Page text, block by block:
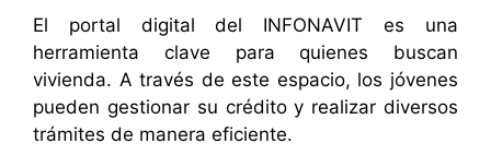
El portal digital del INFONAVIT es una
herramienta clave para quienes buscan
vivienda. A través de este espacio, los jóvenes
pueden gestionar su crédito y realizar diversos
trámites de manera eficiente.